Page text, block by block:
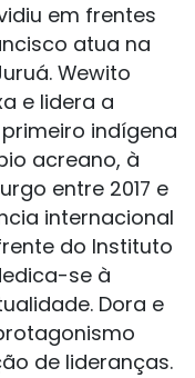
em frentes
atua na
Wewito
e lidera a
indígena
acreano, à
entre 2017 e
internacional
do Instituto
se à
Dora e
de lideranças.